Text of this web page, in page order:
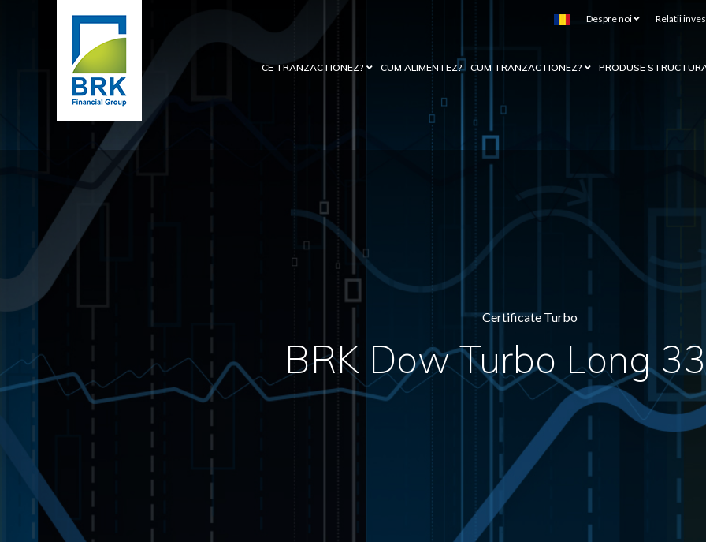
Despre noi Relatii
CE TRANZACTIONEZ? CUM ALIMENTEZ? CUM TRANZACTIONEZ? PRODUSE
Certificate Turbo
BRK Dow Turbo Long